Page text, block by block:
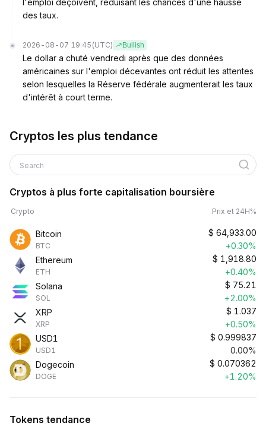
l'emploi déçoivent, réduisant les chances d'une hausse
des taux.
2026-08-07 19:45 (UTC) Bullish
Le dollar a chuté vendredi après que des données
américaines sur l'emploi décevantes ont réduit les attentes
selon lesquelles la Réserve fédérale augmenterait les taux
d'intérêt à court terme.
Cryptos les plus tendance
Search
Cryptos à plus forte capitalisation boursière
Crypto Prix et 24H%
Bitcoin
BTC
$ 64,933.00
+0.30%
Ethereum
ETH
$ 1,918.80
+0.40%
Solana
SOL
$ 75.21
+2.00%
XRP
XRP
$ 1.037
+0.50%
USD1
USD1
$ 0.999837
0.00%
Dogecoin
DOGE
$ 0.070362
+1.20%
Tokens tendance